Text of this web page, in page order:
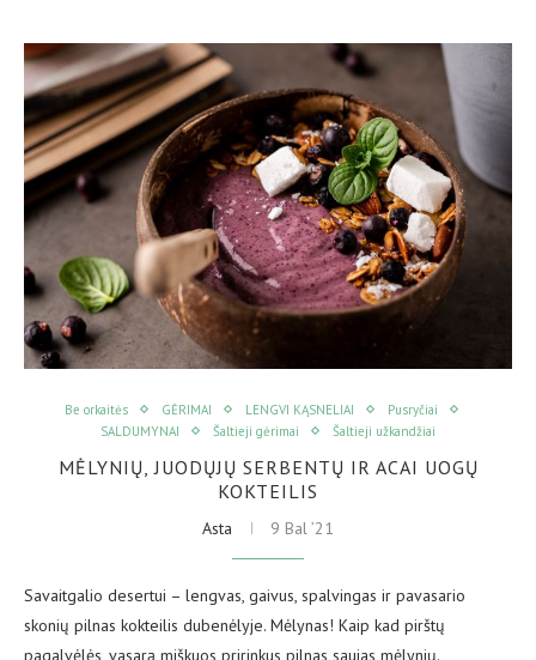
Be orkaitės GĖRIMAI LENGVI KĄSNELIAI
Pusryčiai
SALDUMYNAI
Šaltieji gėrimai Šaltieji užkandžiai
MĖLYNIŲ, JUODŲJŲ SERBENTŲ IR ACAI UOGŲ
KOKTEILIS
Asta 9 Bal ’21
Savaitgalio desertui – lengvas, gaivus, spalvingas ir pavasario
skonių pilnas kokteilis dubenėlyje. Mėlynas! Kaip kad pirštų
pagalvėlės, vasarą miškuos pririnkus pilnas saujas mėlynių.